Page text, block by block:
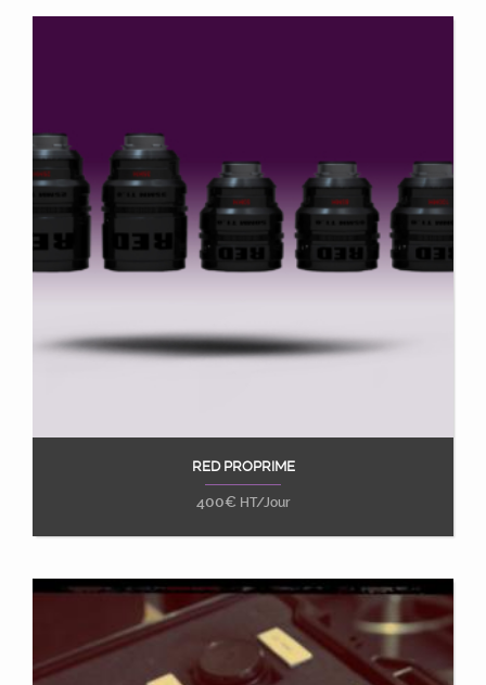
Ajouter au panier
RED PROPRIME
400€ HT/Jour